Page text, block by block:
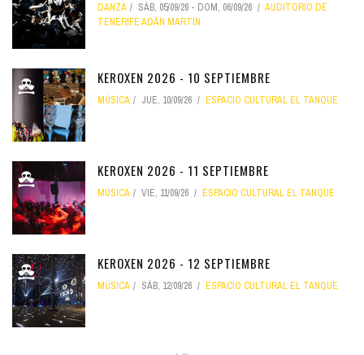
DANZA SÁB, 05/09/26 - DOM, 06/09/26
AUDITORIO DE
TENERIFE ADÁN MARTÍN
KEROXEN 2026 - 10 SEPTIEMBRE
MÚSICA JUE, 10/09/26 ESPACIO CULTURAL EL TANQUE
KEROXEN 2026 - 11 SEPTIEMBRE
MÚSICA VIE, 11/09/26 ESPACIO CULTURAL EL TANQUE
KEROXEN 2026 - 12 SEPTIEMBRE
MÚSICA SÁB, 12/09/26 ESPACIO CULTURAL EL TANQUE